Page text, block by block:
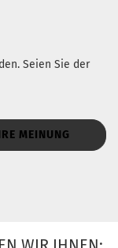
Seien Sie der
MEINUNG